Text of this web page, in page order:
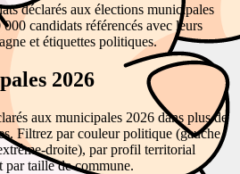
déclarés aux élections municipales
candidats référencés avec leurs
et étiquettes politiques.
2026
aux municipales 2026 dans plus de
Filtrez par couleur politique (gauche,
droite), par profil territorial
taille de commune.